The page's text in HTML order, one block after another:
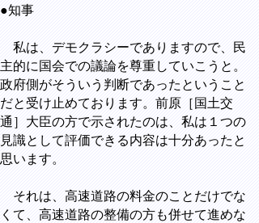
●知事
私は、デモクラシーでありますので、民
主的に国会での議論を尊重していこうと。
政府側がそういう判断であったということ
だと受け止めております。前原［国土交
通］大臣の方で示されたのは、私は１つの
見識として評価できる内容は十分あったと
思います。
それは、高速道路の料金のことだけでな
くて、高速道路の整備の方も併せて進めな